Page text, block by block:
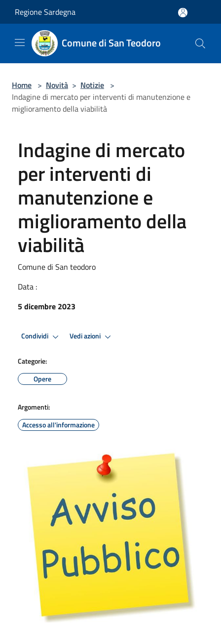
Regione Sardegna
Comune di San Teodoro
Home > Novità > Notizie >
Indagine di mercato per interventi di manutenzione e
miglioramento della viabilità
Indagine di mercato
per interventi di
manutenzione e
miglioramento della
viabilità
Comune di San teodoro
Data :
5 dicembre 2023
Condividi Vedi azioni
Categorie:
Opere
Argomenti:
Accesso all'informazione